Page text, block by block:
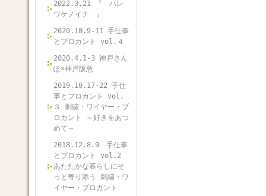
2022.3.21 『 ハレ
ワケノイチ 』
2020.10.9-11 手仕事
とブロカント vol.４
2020.4.1-3 神戸さん
ぽ×神戸阪急
2019.10.17-22 手仕
事とブロカント vol.
３ 刺繍・ワイヤー・ブ
ロカント ～好きをあつ
めて～
2018.12.8.9 手仕事
とブロカント vol.2
あたたかな暮らしにそ
っと寄り添う 刺繍・ワ
イヤー・ブロカント